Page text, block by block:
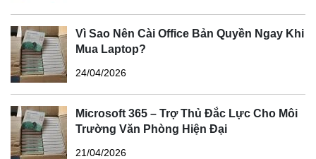
Vì Sao Nên Cài Office Bản Quyền Ngay Khi
Mua Laptop?
24/04/2026
Microsoft 365 – Trợ Thủ Đắc Lực Cho Môi
Trường Văn Phòng Hiện Đại
21/04/2026